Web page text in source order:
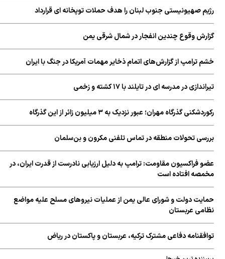
صهیونیستی جنوب لبنان را هدف حملات توپخانه ای قرارداد
وقوع چندین انفجار در شمال شرقی یمن
ترامپ از گزارش‌های اتمام ذخایر مهمات آمریکا در جنگ با ایران
در مدرسه ای در تایلند با ۱۷ کشته و زخمی
گذرگاه مهران؛ عبور نزدیک به ۳ میلیون زائر از این گذرگاه
تحولات منطقه در تماس تلفنی مکرون و بن‌سلمان
فراکسیون مقاومت: ترامپ به دلیل ارزیابی نادرست از قدرت ایران، در
افتاده است
دولت و شورای عالی یمن از عملیات نیروهای مسلح علیه مواضع
عربستان
دفاعی مشترک ترکیه، عربستان و پاکستان در ریاض